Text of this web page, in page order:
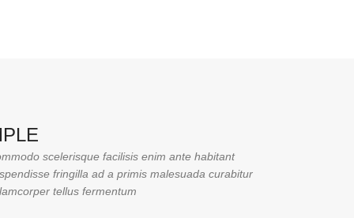
scelerisque facilisis enim ante habitant
fringilla ad a primis malesuada curabitur
tellus fermentum.